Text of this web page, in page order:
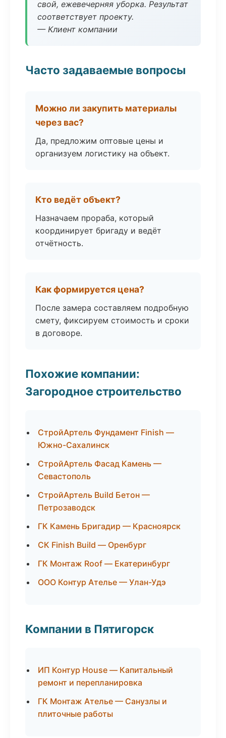
свой, ежевечерняя уборка. Результат
соответствует проекту.
— Клиент компании
Часто задаваемые вопросы
Можно ли закупить материалы
через вас?
Да, предложим оптовые цены и
организуем логистику на объект.
Кто ведёт объект?
Назначаем прораба, который
координирует бригаду и ведёт
отчётность.
Как формируется цена?
После замера составляем подробную
смету, фиксируем стоимость и сроки
в договоре.
Похожие компании:
Загородное строительство
СтройАртель Фундамент Finish —
Южно-Сахалинск
СтройАртель Фасад Камень —
Севастополь
СтройАртель Build Бетон —
Петрозаводск
ГК Камень Бригадир — Красноярск
СК Finish Build — Оренбург
ГК Монтаж Roof — Екатеринбург
ООО Контур Ателье — Улан-Удэ
Компании в Пятигорск
ИП Контур House — Капитальный
ремонт и перепланировка
ГК Монтаж Ателье — Санузлы и
плиточные работы